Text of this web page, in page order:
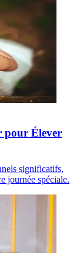
pour Élever
significatifs,
journée spéciale.